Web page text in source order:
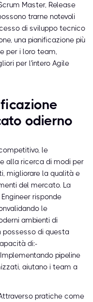
Master, Release
trarne notevoli
di sviluppo tecnico
una pianificazione più
per i loro team,
per l'intero Agile
odierno
le
alla ricerca di modi per
migliorare la qualità e
del mercato. La
risponde
le
ambienti di
possesso di questa
di:-
pipeline
aiutano i team a
pratiche come